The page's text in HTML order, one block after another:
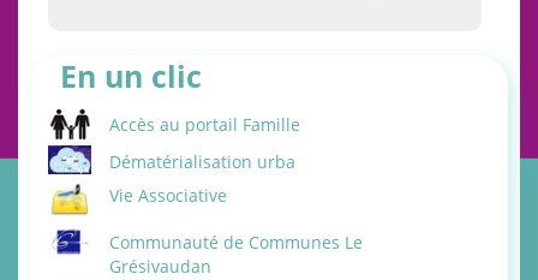
En un clic
Accès au portail Famille
Dématérialisation urba
Vie Associative
Communauté de Communes Le
Grésivaudan